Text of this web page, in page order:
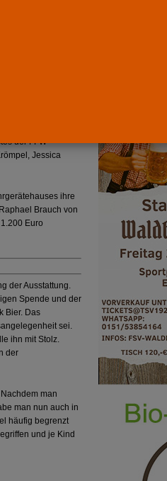
stolz auf den
einen
sich
der FFW
Jessica
ihre
Brauch von
Euro
der Ausstattung.
Spende und der
Bier. Das
sei.
ihn mit Stolz.
der
man
man nun auch in
häufig begrenzt
und je Kind